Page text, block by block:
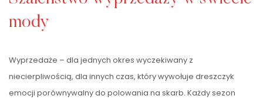
mody
Wyprzedaże – dla jednych okres wyczekiwany z
niecierpliwością, dla innych czas, który wywołuje dreszczyk
emocji porównywalny do polowania na skarb. Każdy sezon